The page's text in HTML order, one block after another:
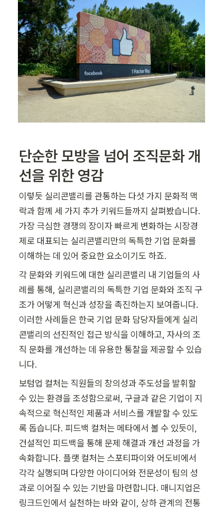
단순한 모방을 넘어 조직문화 개
선을 위한 영감
이렇듯 실리콘밸리를 관통하는 다섯 가지 문화적 맥
락과 함께 세 가지 추가 키워드들까지 살펴봤습니다.
가장 극심한 경쟁의 장이자 빠르게 변화하는 시장경
제로 대표되는 실리콘밸리만의 독특한 기업 문화를
이해하는 데 있어 중요한 요소이기도 하죠.
각 문화와 키워드에 대한 실리콘밸리 내 기업들의 사
례를 통해, 실리콘밸리의 독특한 기업 문화와 조직 구
조가 어떻게 혁신과 성장을 촉진하는지 보여줍니다.
이러한 사례들은 한국 기업 문화 담당자들에게 실리
콘밸리의 선진적인 접근 방식을 이해하고, 자사의 조
직 문화를 개선하는 데 유용한 통찰을 제공할 수 있습
니다.
보텀업 컬처는 직원들의 창의성과 주도성을 발휘할
수 있는 환경을 조성함으로써, 구글과 같은 기업이 지
속적으로 혁신적인 제품과 서비스를 개발할 수 있도
록 돕습니다. 피드백 컬처는 메타에서 볼 수 있듯이,
건설적인 피드백을 통해 문제 해결과 개선 과정을 가
속화합니다. 플랫 컬처는 스포티파이와 어도비에서
각각 실행되며 다양한 아이디어와 전문성이 팀의 성
과로 이어질 수 있는 기반을 마련합니다. 매니지업은
링크드인에서 실천하는 바와 같이, 상하 관계의 전통